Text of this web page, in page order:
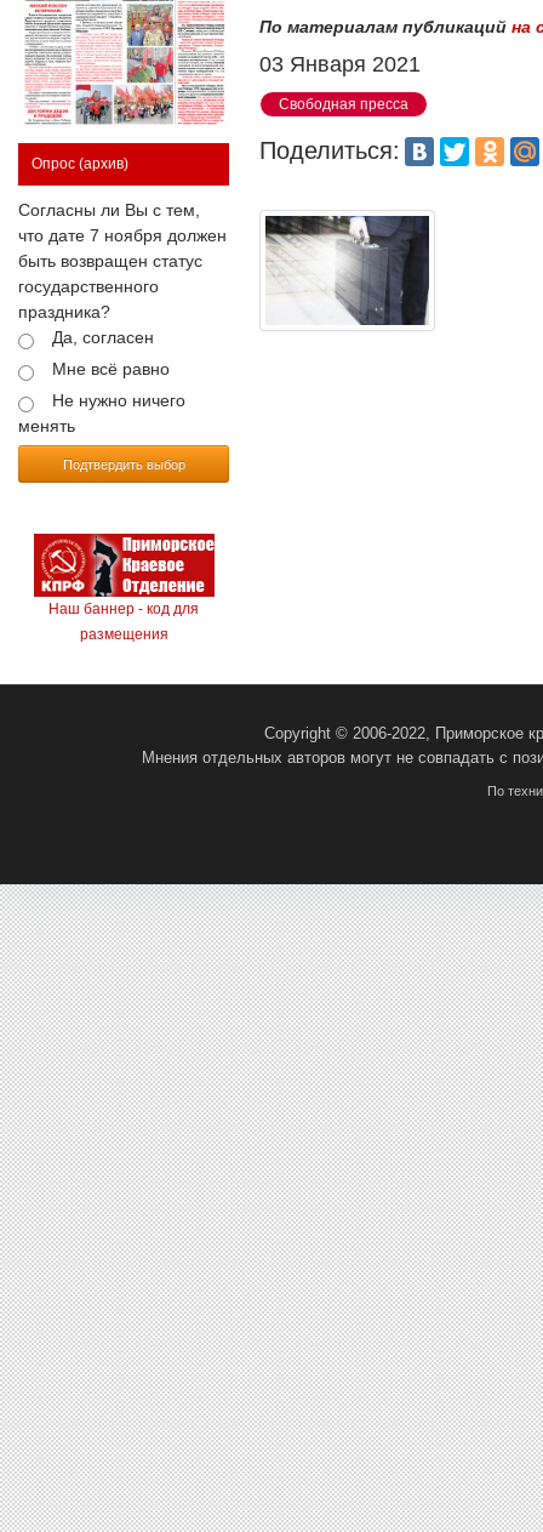
Опрос (архив)
Согласны ли Вы с тем,
что дате 7 ноября должен
быть возвращен статус
государственного
праздника?
Да, согласен
Мне всё равно
Не нужно ничего
менять
Подтвердить выбор
Наш баннер - код для
размещения
По материалам публикацийна
03 Января 2021
Свободная пресса
Поделиться:
Copyright © 2006-2022, Приморское
Мнения отдельных авторов могут не совпадать с
По